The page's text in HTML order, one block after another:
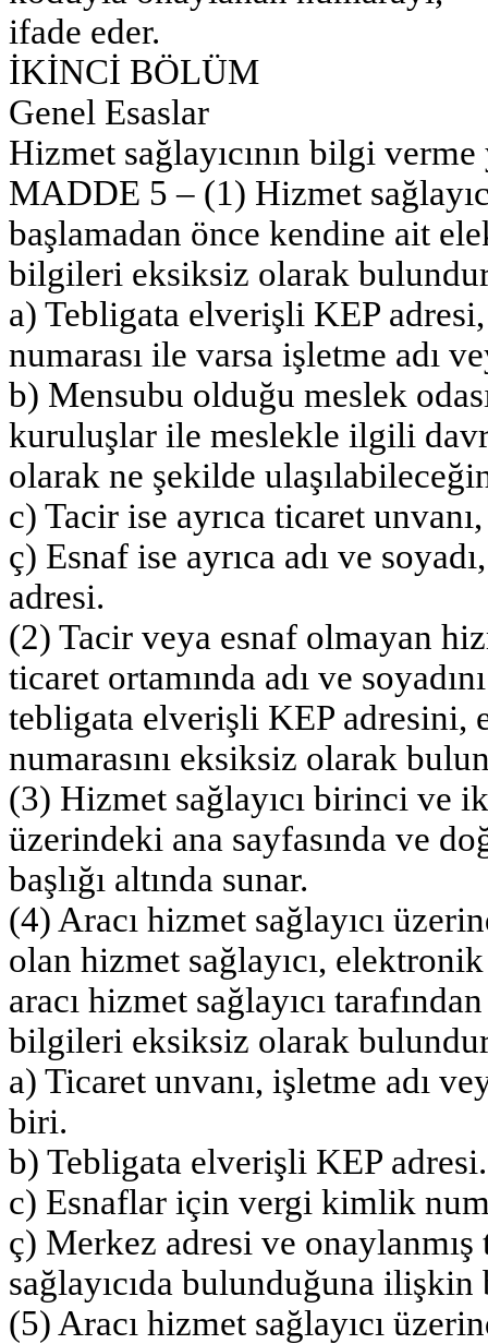
ifade eder.
İKİNCİ BÖLÜM
Genel Esaslar
Hizmet sağlayıcının bilgi
MADDE 5 – (1) Hizmet
başlamadan önce kendine ait
bilgileri eksiksiz olarak
a) Tebligata elverişli KEP
numarası ile varsa işletme adı
b) Mensubu olduğu meslek
kuruluşlar ile meslekle ilgili
olarak ne şekilde
c) Tacir ise ayrıca ticaret
ç) Esnaf ise ayrıca adı ve
adresi.
(2) Tacir veya esnaf olmayan
ticaret ortamında adı ve
tebligata elverişli KEP adresini,
numarasını eksiksiz olarak
(3) Hizmet sağlayıcı birinci ve
üzerindeki ana sayfasında ve
başlığı altında sunar.
(4) Aracı hizmet sağlayıcı
olan hizmet sağlayıcı,
aracı hizmet sağlayıcı
bilgileri eksiksiz olarak
a) Ticaret unvanı, işletme adı
biri.
b) Tebligata elverişli KEP adresi.
c) Esnaflar için vergi kimlik
ç) Merkez adresi ve onaylanmış
sağlayıcıda bulunduğuna
(5) Aracı hizmet sağlayıcı